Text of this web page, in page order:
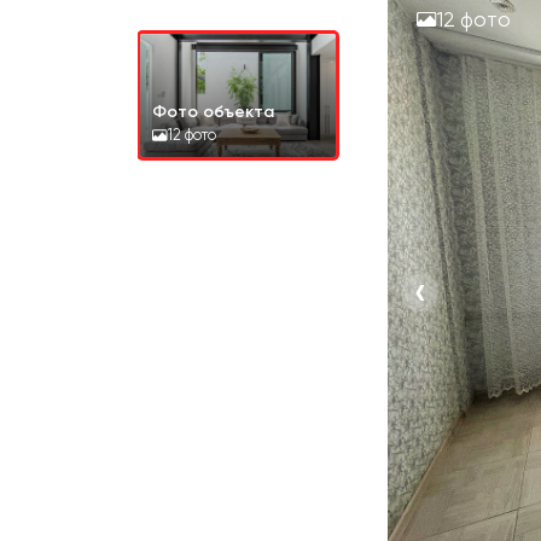
Фото объекта
12 фото
12 фото
‹